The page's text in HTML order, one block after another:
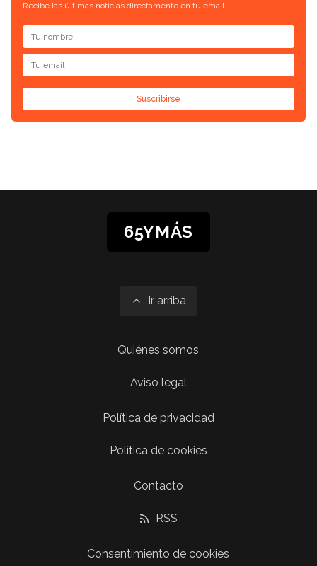
Recibe las últimas noticias directamente en tu email.
Suscribirse
65YMÁS
Ir arriba
Quiénes somos
Aviso legal
Política de privacidad
Política de cookies
Contacto
RSS
Consentimiento de cookies